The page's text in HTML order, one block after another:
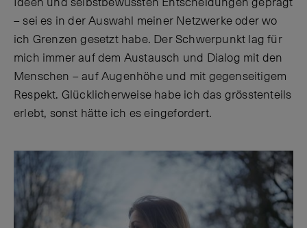
– sei es in der Auswahl meiner Netzwerke oder wo
ich Grenzen gesetzt habe. Der Schwerpunkt lag für
mich immer auf dem Austausch und Dialog mit den
Menschen – auf Augenhöhe und mit gegenseitigem
Respekt. Glücklicherweise habe ich das grösstenteils
erlebt, sonst hätte ich es eingefordert.